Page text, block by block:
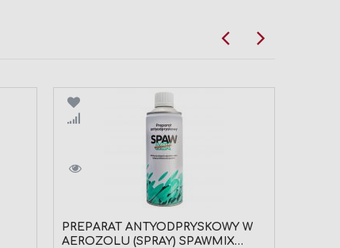
Porównaj
PREPARAT ANTYODPRYSKOWY W
AEROZOLU (SPRAY) SPAWMIX